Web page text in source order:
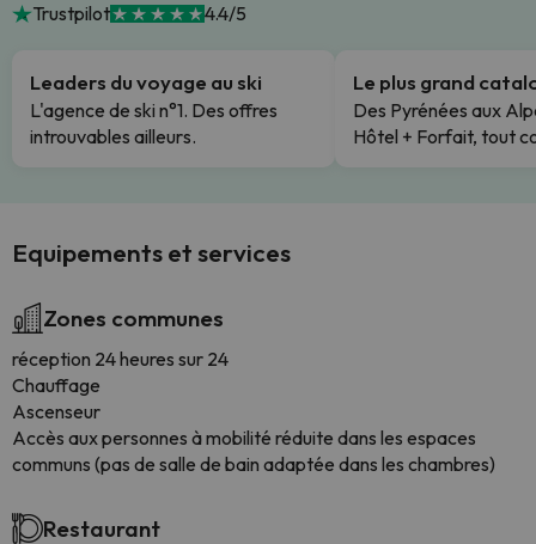
Trustpilot 4.4/5
Leaders du voyage au ski
L'agence de ski n°1. Des offres
introuvables ailleurs.
Le plus grand
Des Pyrénées aux
Hôtel + Forfait, tout
Equipements et services
Zones communes
réception 24 heures sur 24
Chauffage
Ascenseur
Accès aux personnes à mobilité réduite dans les espaces
communs (pas de salle de bain adaptée dans les chambres)
Restaurant